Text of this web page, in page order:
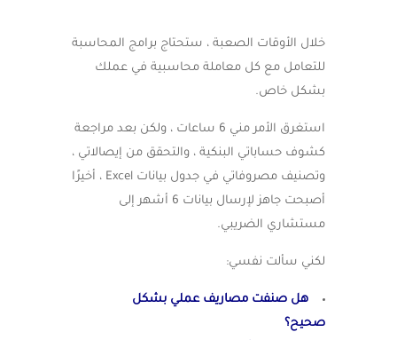
خلال الأوقات الصعبة ، ستحتاج برامج المحاسبة
للتعامل مع كل معاملة محاسبية في عملك
بشكل خاص.
استغرق الأمر مني 6 ساعات ، ولكن بعد مراجعة
كشوف حساباتي البنكية ، والتحقق من إيصالاتي ،
وتصنيف مصروفاتي في جدول بيانات Excel ، أخيرًا
أصبحت جاهز لإرسال بيانات 6 أشهر إلى
مستشاري الضريبي.
لكني سألت نفسي:
هل صنفت مصاريف عملي بشكل
صحيح؟